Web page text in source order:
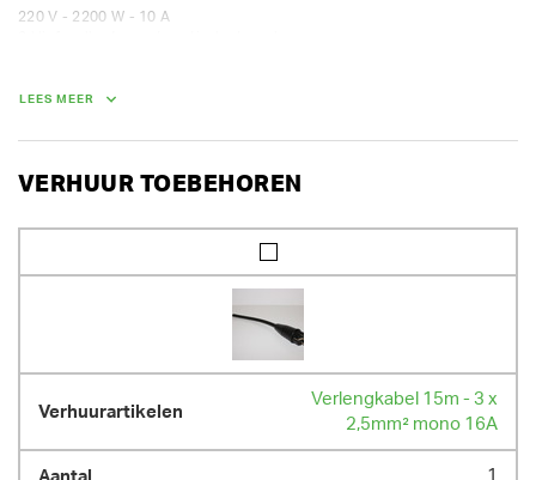
220 V - 2200 W - 10 A
90 cm x 44 cm x 140 cm
GEWICHT
LEES MEER
VERHUUR TOEBEHOREN
Verlengkabel 15m - 3 x
2,5mm² mono 16A
1